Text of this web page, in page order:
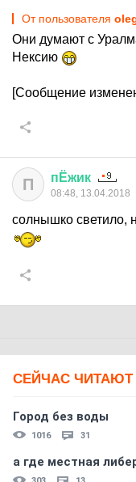
От пользователя
Они думают с
Нексию
[Сообщение
П пЁжик
08:48, 13.04.2018
солнышко светило,
СЕЙЧАС ЧИТАЮТ
Город без воды
1016 31
а где местная